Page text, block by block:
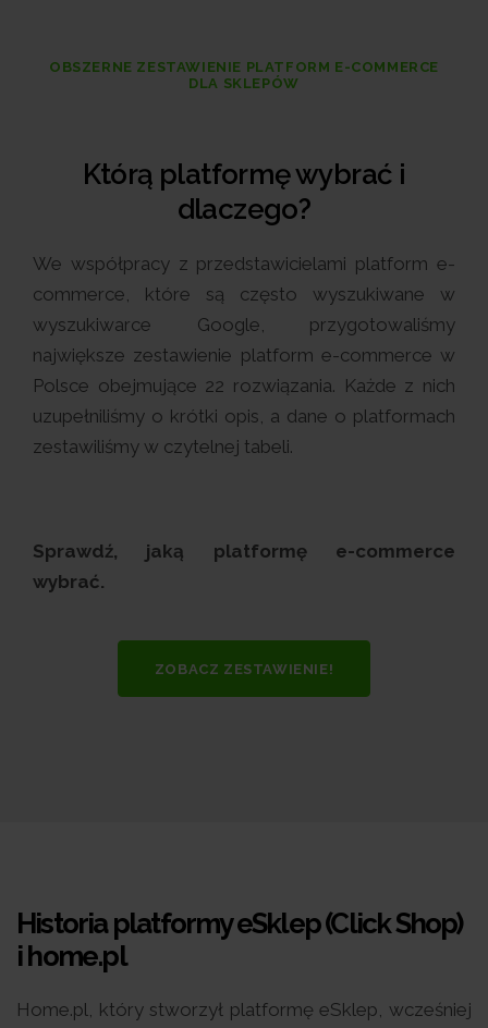
OBSZERNE ZESTAWIENIE PLATFORM E-COMMERCE
DLA SKLEPÓW
Którą platformę wybrać i
dlaczego?
We współpracy z przedstawicielami platform e-
commerce, które są często wyszukiwane w
wyszukiwarce Google, przygotowaliśmy
największe zestawienie platform e-commerce w
Polsce obejmujące 22 rozwiązania. Każde z nich
uzupełniliśmy o krótki opis, a dane o platformach
zestawiliśmy w czytelnej tabeli.
Sprawdź, jaką platformę e-commerce
wybrać.
ZOBACZ ZESTAWIENIE!
Historia platformy eSklep (Click Shop)
i home.pl
Home.pl, który stworzył platformę eSklep, wcześniej